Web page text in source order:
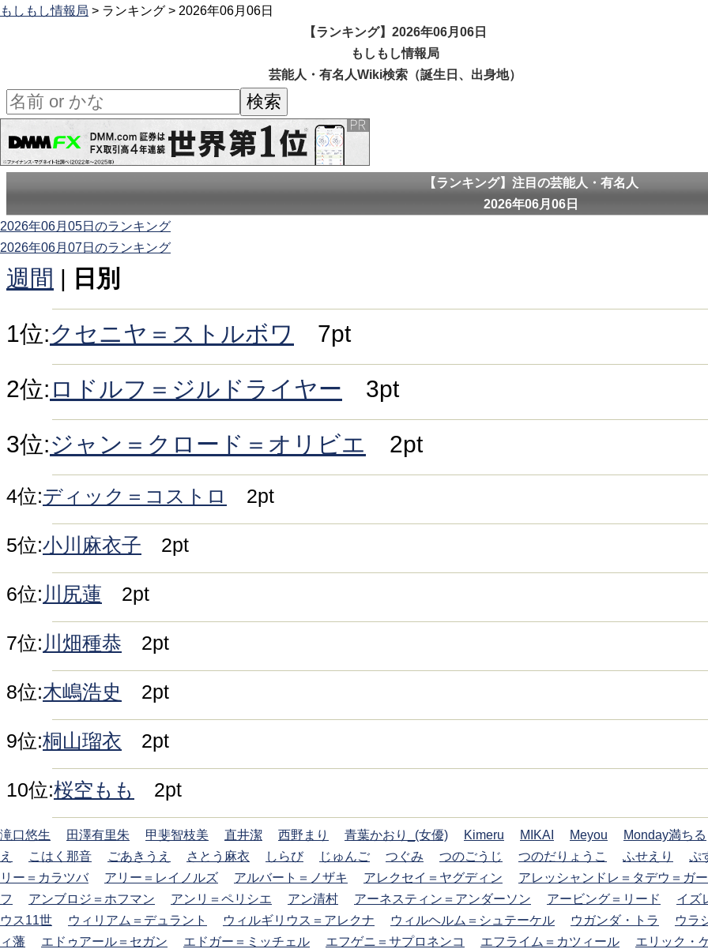
もしもし情報局 > ランキング > 2026年06月06日
【ランキング】2026年06月06日
もしもし情報局
芸能人・有名人Wiki検索（誕生日、出身地）
【ランキング】注目の芸能人・有名人
2026年06月06日
2026年06月05日のランキング
2026年06月07日のランキング
週間 | 日別
1位:クセニヤ＝ストルボワ 7pt
2位: ロドルフ＝ジルドライヤー 3pt
3位:ジャン＝クロード＝オリビエ 2pt
4位:ディック＝コストロ 2pt
5位:小川麻衣子 2pt
6位: 川尻蓮 2pt
7位: 川畑種恭 2pt
8位:木嶋浩史 2pt
9位:桐山瑠衣 2pt
10位:桜空もも 2pt
滝口悠生 田澤有里朱 甲斐智枝美 直井潔 西野まり 青葉かおり_(女優) Kimeru MIKAI Meyou
Monday満ちる
え
こはく那音 ごあきうえ さとう麻衣 しらび じゅんご つぐみ つのごうじ つのだりょうこ ふせえり
ぷ
リー＝カラツバ
アリー＝レイノルズ アルバート＝ノザキ アレクセイ＝ヤグディン
アレッシャンドレ＝タデウ＝ガ
フ
アンブロジ＝ホフマン アンリ＝ペリシエ アン清村 アーネスティン＝アンダーソン アービング＝リード
イズ
ウス11世
ウィリアム＝デュラント ウィルギリウス＝アレクナ ウィルヘルム＝シュテーケル ウガンダ・トラ
ウラ
ィ藩
エドゥアール＝セガン エドガー＝ミッチェル エフゲニ＝サプロネンコ エフライム＝カツィール
エリック・